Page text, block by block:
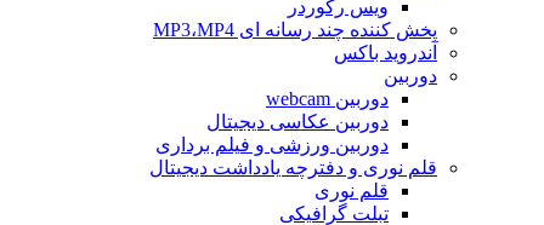
ویس رکوردر
پخش کننده چند رسانه ای MP3،MP4
آندروید باکس
دوربین
دوربین webcam
دوربین عکاسی دیجیتال
دوربین‌ ورزشی و فیلم برداری
قلم نوری و دفترچه یادداشت دیجیتال
قلم نوری
تبلت گرافیکی